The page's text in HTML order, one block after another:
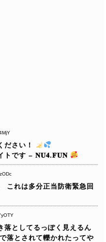
ださい！
トです – 𝐍𝐔𝟒.𝐅𝐔𝐍
これは多分正当防衛緊急回
落としてるっぽく見えるん
落とされて轢かれたってや